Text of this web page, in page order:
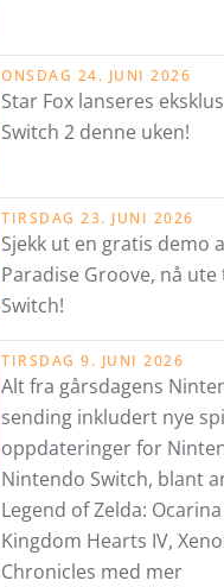
ONSDAG 24. JUNI 2026
Star Fox lanseres
Switch 2 denne uken!
TIRSDAG 23. JUNI 2026
Sjekk ut en gratis demo
Paradise Groove, nå
Switch!
TIRSDAG 9. JUNI 2026
Alt fra gårsdagens
sending inkludert nye
oppdateringer for
Nintendo Switch, blant
Legend of Zelda:
Kingdom Hearts IV,
Chronicles med mer